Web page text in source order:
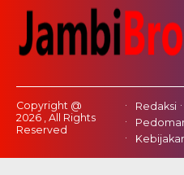
Copyright @
2026 , All Rights
Reserved
Redaksi